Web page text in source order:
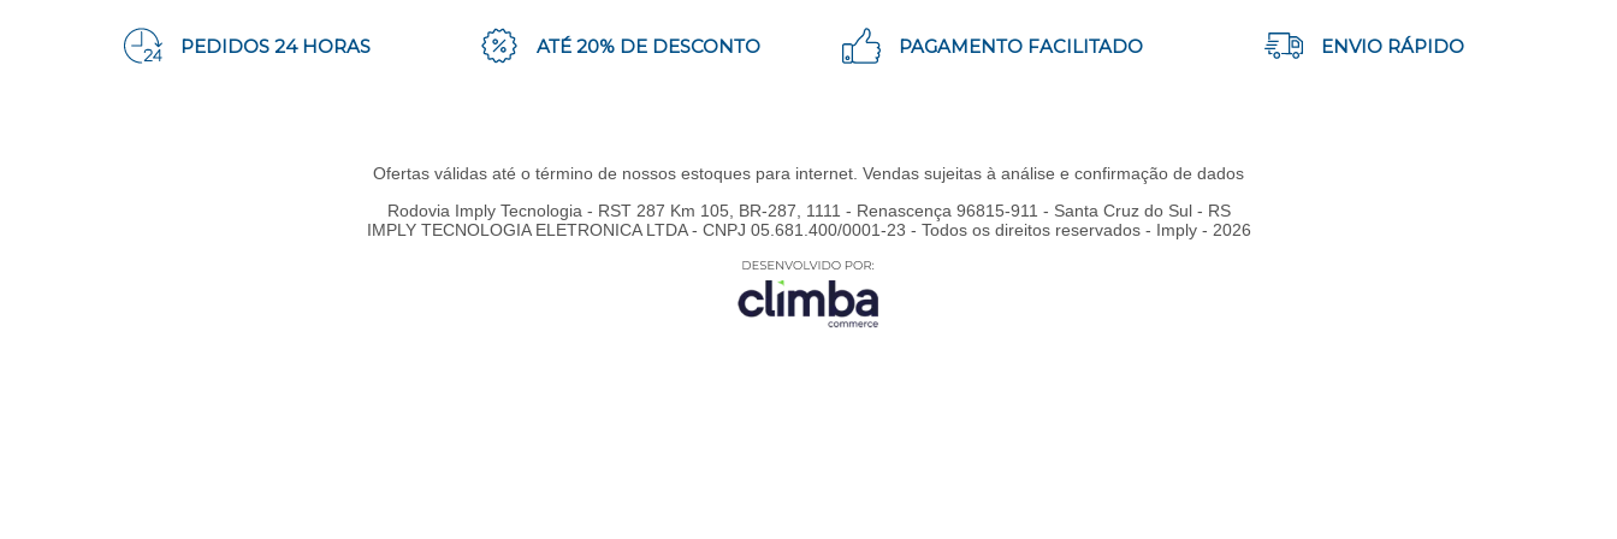
PEDIDOS 24 HORAS ATÉ 20% DE DESCONTO PAGAMENTO FACILITADO ENVIO RÁPIDO
Ofertas válidas até o término de nossos estoques para internet. Vendas sujeitas à análise e confirmação de dados
Rodovia Imply Tecnologia - RST 287 Km 105, BR-287, 1111 - Renascença 96815-911 - Santa Cruz do Sul - RS
IMPLY TECNOLOGIA ELETRONICA LTDA - CNPJ 05.681.400/0001-23 - Todos os direitos reservados - Imply - 2026